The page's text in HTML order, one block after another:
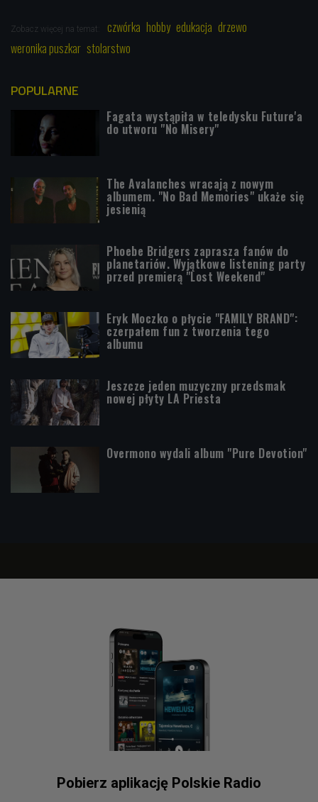
Zobacz więcej na temat: czwórka hobby edukacja drzewo
weronika puszkar stolarstwo
POPULARNE
Fagata wystąpiła w teledysku Future'a
do utworu "No Misery"
The Avalanches wracają z nowym
albumem. "No Bad Memories" ukaże się
jesienią
Phoebe Bridgers zaprasza fanów do
planetariów. Wyjątkowe listening party
przed premierą "Lost Weekend"
Eryk Moczko o płycie "FAMILY BRAND":
czerpałem fun z tworzenia tego
albumu
Jeszcze jeden muzyczny przedsmak
nowej płyty LA Priesta
Overmono wydali album "Pure Devotion"
Pobierz aplikację Polskie Radio